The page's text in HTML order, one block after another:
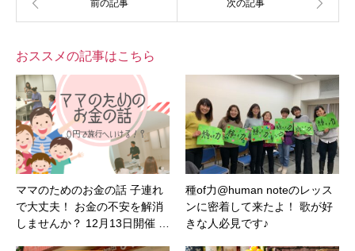
おススメの記事はこちら
ママのためのお金の話 子連れ
で大丈夫！ お金の不安を解消
しませんか？ 12月13日開催 …
種of力@human noteのレッス
ンに密着して来たよ！ 歌が好
きな人必見です♪